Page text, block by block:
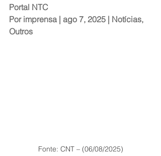
Portal NTC
Por imprensa | ago 7, 2025 | Notícias,
Outros
Fonte: CNT – (06/08/2025)